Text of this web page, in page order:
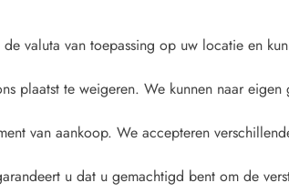
valuta van toepassing op uw locatie en
plaatst te weigeren. We kunnen naar
van aankoop. We accepteren
u dat u gemachtigd bent om de